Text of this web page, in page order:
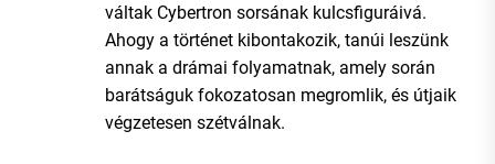
váltak Cybertron sorsának kulcsfiguráivá.
Ahogy a történet kibontakozik, tanúi leszünk
annak a drámai folyamatnak, amely során
barátságuk fokozatosan megromlik, és útjaik
végzetesen szétválnak.